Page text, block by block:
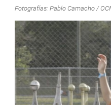
Fotografías: Pablo Camacho /